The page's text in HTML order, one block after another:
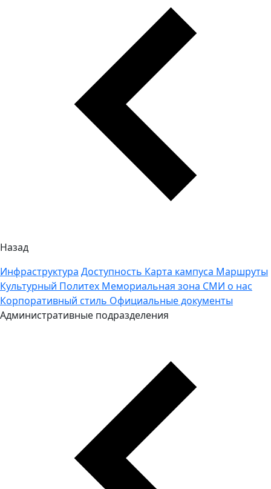
Назад
Инфраструктура Доступность Карта кампуса Маршруты
Культурный Политех Мемориальная зона СМИ о нас
Корпоративный стиль Официальные документы
Административные подразделения